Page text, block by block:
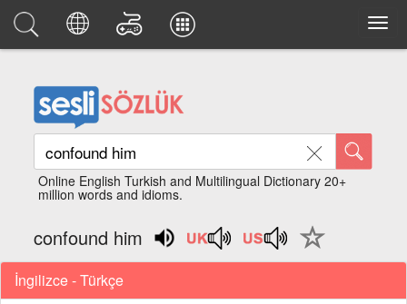
Online English Turkish and Multilingual Dictionary 20+
million words and idioms.
confound him
İngilizce - Türkçe